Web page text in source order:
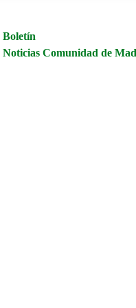
Boletín
Noticias Comunidad de